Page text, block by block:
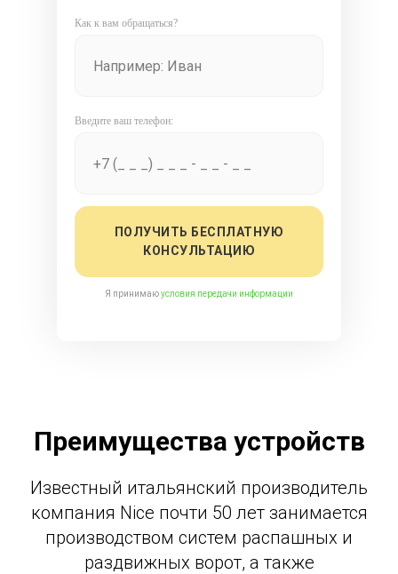
Я принимаюусловия передачи информации
ПОЛУЧИТЬ БЕСПЛАТНУЮ
КОНСУЛЬТАЦИЮ
Как к вам обращаться?
Введите ваш телефон:
Преимущества устройств
Известный итальянский производитель
компания Nice почти 50 лет занимается
производством систем распашных и
раздвижных ворот, а также